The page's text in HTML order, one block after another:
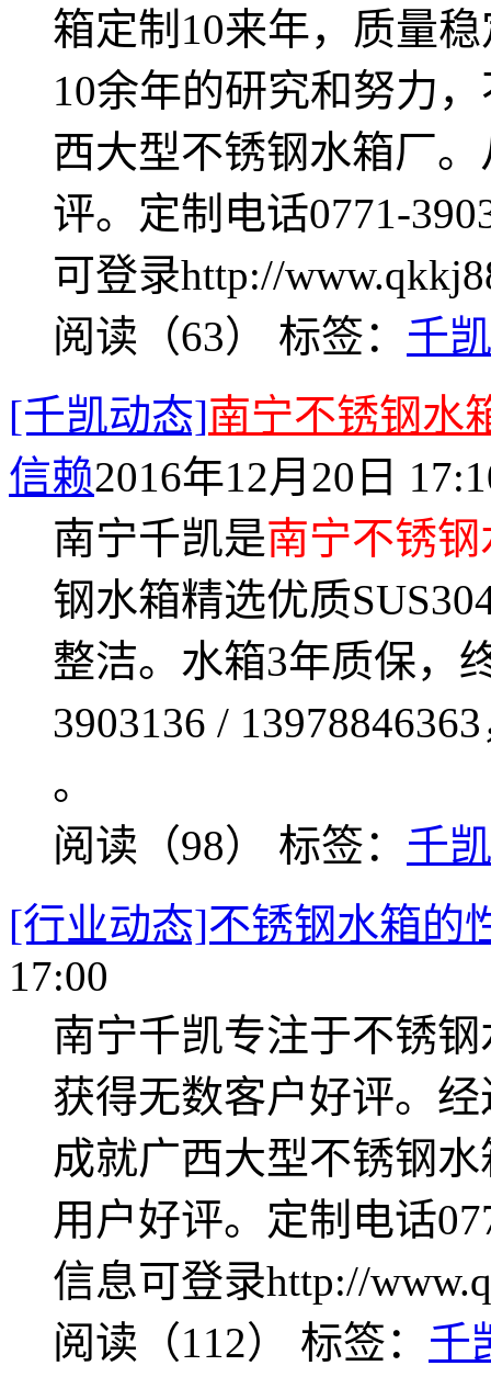
箱定制10来年，质量
10余年的研究和努力
西大型不锈钢水箱厂
评。定制电话0771-
可登录http://
阅读（63） 标签： 千
[千凯动态]南宁不锈钢水
信赖2016年12月20日
南宁千凯是南宁不锈
钢水箱精选优质
整洁。水箱3年质保，
3903136 /
。
阅读（98） 标签： 千
[行业动态]不锈钢水箱的
17:00
南宁千凯专注于不锈
获得无数客户好评。
成就广西大型不锈钢
用户好评。定制电话
信息可登录http://
阅读（112） 标签： 千